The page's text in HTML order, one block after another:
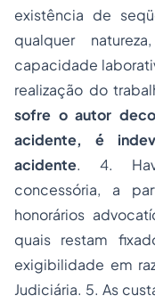
existência de
qualquer
capacidade
realização do
sofre o autor
acidente, é
acidente. 4.
concessória, a
honorários
quais restam
exigibilidade em
Judiciária. 5. As